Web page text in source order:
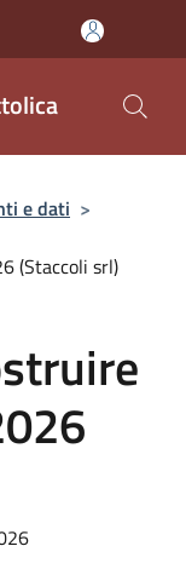
e dati >
(Staccoli srl)